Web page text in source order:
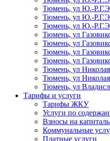
Тюмень, ул Ю.-
Тюмень, ул Ю.-
Тюмень, ул Ю.-
Тюмень, ул
Тюмень, ул
Тюмень, ул
Тюмень, ул
Тюмень, ул Николая
Тюмень, ул
Тюмень, ул
Тарифы и услуги
Тарифы ЖКУ
Услуги по
Взносы на
Коммунальные
Платные услуги